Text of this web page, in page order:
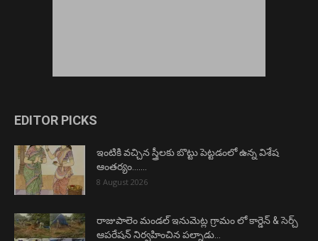
EDITOR PICKS
ఇంటికి వచ్చిన స్త్రీలకు బొట్టు పెట్టడంలో ఉన్న విశేష
ఆంతర్యం…….
8 August 2026
రాజుపాలెం మండల్ ఇనుమెట్ల గ్రామం లో కార్డెన్ & సెర్చ్
ఆపరేషన్ నిర్వహించిన పల్నాడు...